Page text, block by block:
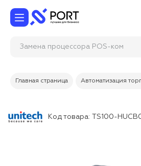
Замена процессора POS
Главная страница Автоматизация
Код товара: TS100-